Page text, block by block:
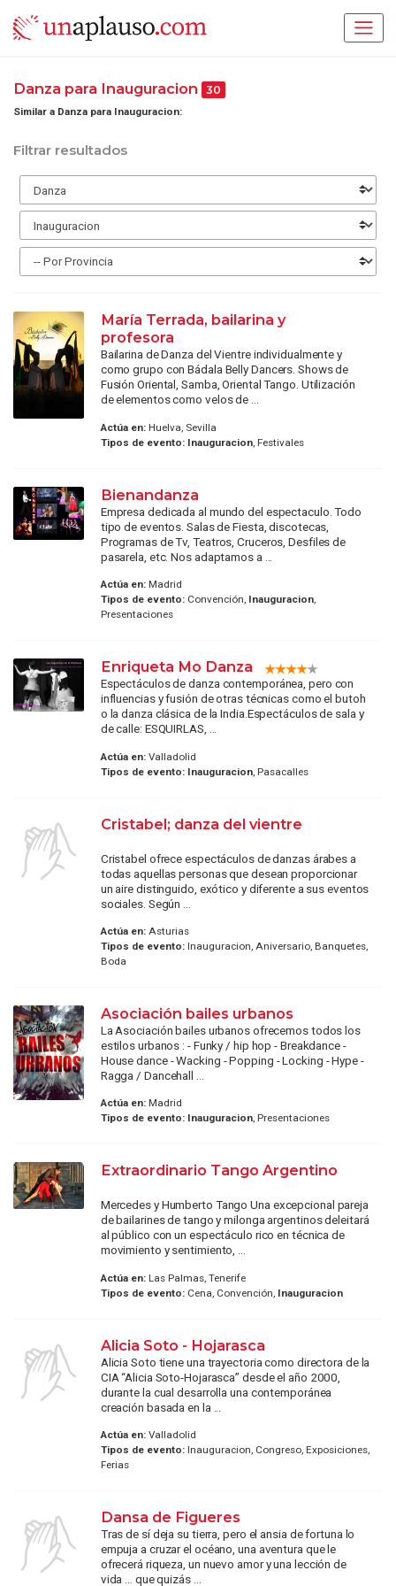
Danza para Inauguracion 30
Similar a Danza para Inauguracion:
Filtrar resultados
María Terrada, bailarina y
profesora
Bailarina de Danza del Vientre individualmente y
como grupo con Bádala Belly Dancers. Shows de
Fusión Oriental, Samba, Oriental Tango. Utilización
de elementos como velos de ...
Actúa en:Huelva, Sevilla
Tipos de evento: Inauguracion, Festivales
Bienandanza
Empresa dedicada al mundo del espectaculo. Todo
tipo de eventos. Salas de Fiesta, discotecas,
Programas de Tv, Teatros, Cruceros, Desfiles de
pasarela, etc. Nos adaptamos a ...
Actúa en:Madrid
Tipos de evento:Convención, Inauguracion,
Presentaciones
Enriqueta Mo Danza
Espectáculos de danza contemporánea, pero con
influencias y fusión de otras técnicas como el butoh
o la danza clásica de la India.Espectáculos de sala y
de calle: ESQUIRLAS, ...
Actúa en:Valladolid
Tipos de evento: Inauguracion, Pasacalles
Cristabel; danza del vientre
Cristabel ofrece espectáculos de danzas árabes a
todas aquellas personas que desean proporcionar
un aire distinguido, exótico y diferente a sus eventos
sociales. Según ...
Actúa en:Asturias
Tipos de evento:Inauguracion, Aniversario, Banquetes,
Boda
Asociación bailes urbanos
La Asociación bailes urbanos ofrecemos todos los
estilos urbanos : - Funky / hip hop - Breakdance -
House dance - Wacking - Popping - Locking - Hype -
Ragga / Dancehall ...
Actúa en:Madrid
Tipos de evento: Inauguracion, Presentaciones
Extraordinario Tango Argentino
Mercedes y Humberto Tango Una excepcional pareja
de bailarines de tango y milonga argentinos deleitará
al público con un espectáculo rico en técnica de
movimiento y sentimiento, ...
Actúa en:Las Palmas, Tenerife
Tipos de evento:Cena, Convención, Inauguracion
Alicia Soto - Hojarasca
Alicia Soto tiene una trayectoria como directora de la
CIA “Alicia Soto-Hojarasca” desde el año 2000,
durante la cual desarrolla una contemporánea
creación basada en la ...
Actúa en:Valladolid
Tipos de evento:Inauguracion, Congreso, Exposiciones,
Ferias
Dansa de Figueres
Tras de sí deja su tierra, pero el ansia de fortuna lo
empuja a cruzar el océano, una aventura que le
ofrecerá riqueza, un nuevo amor y una lección de
vida ... que quizás ...